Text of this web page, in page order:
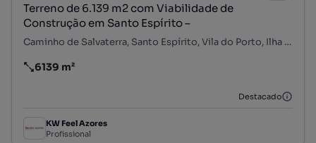
Terreno de 6.139 m2 com Viabilidade de
Construção em Santo Espírito –
Caminho de Salvaterra, Santo Espírito, Vila do Porto, Ilha de Santa Maria
Preço por metro quadrado
6139 m²
Destacado
KW Feel Azores
Profissional